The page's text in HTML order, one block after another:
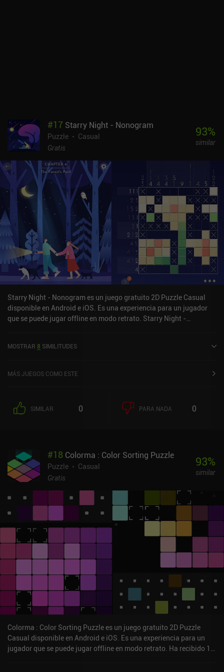
soluciones, lo que ayuda a aumentar la rejugabilidad. La variedad
y la creatividad de este encantador juego hacen que merezca la
pena probarlo para los amantes de los rompecabezas relajantes.
#17 Starry Night - Nonogram
Puzzle
Casual
Gratis
93%
similar
Starry Night - Nonogram es un juego gratuito 2D Puzzle Casual
disponible en Android e iOS. Es una experiencia para un jugador
que se puede jugar offline en modo retrato. Starry Night -
Store de iOS.
MOSTRAR 8 SIMILITUDES
MÁS JUEGOS COMO ESTE
SIMILAR 0 PARA NADA 0
#18 Colorma : Color Sorting Puzzle
Puzzle
Casual
Gratis
93%
similar
Colorma : Color Sorting Puzzle es un juego gratuito 2D Puzzle
Casual disponible en Android e iOS. Es una experiencia para un
jugador que se puede jugar offline en modo retrato. Ha recibido 1